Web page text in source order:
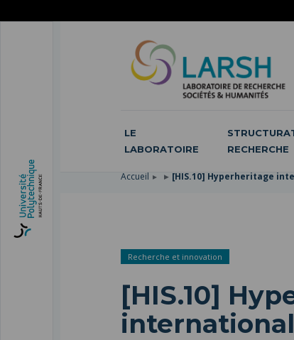
LE
LABORATOIRE
RECHERCHE
Accueil [HIS.10] Hyperheritage
Recherche et innovation
[HIS.10]